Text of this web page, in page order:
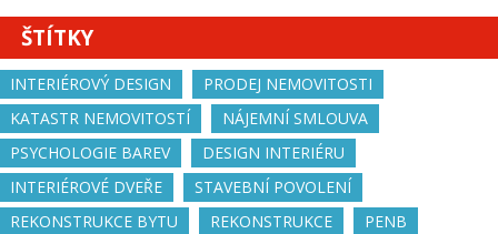
ŠTÍTKY
INTERIÉROVÝ DESIGN
PRODEJ NEMOVITOSTI
KATASTR NEMOVITOSTÍ
NÁJEMNÍ SMLOUVA
PSYCHOLOGIE BAREV
DESIGN INTERIÉRU
INTERIÉROVÉ DVEŘE
STAVEBNÍ POVOLENÍ
REKONSTRUKCE BYTU
REKONSTRUKCE
PENB